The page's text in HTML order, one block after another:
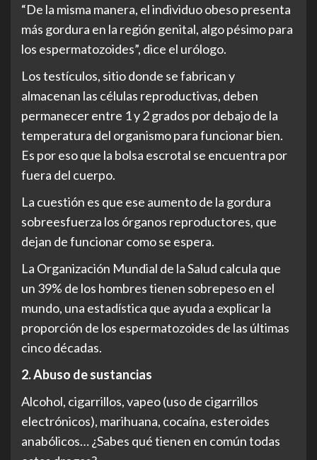
“De la misma manera, el individuo obeso presenta
más gordura en la región genital, algo pésimo para
los espermatozoides”, dice el urólogo.
Los testículos, sitio donde se fabrican y
almacenan las células reproductivas, deben
permanecer entre 1 y 2 grados por debajo de la
temperatura del organismo para funcionar bien.
Es por eso que la bolsa escrotal se encuentra por
fuera del cuerpo.
La cuestión es que ese aumento de la gordura
sobreesfuerza los órganos reproductores, que
dejan de funcionar como se espera.
La Organización Mundial de la Salud calcula que
un 39% de los hombres tienen sobrepeso en el
mundo, una estadística que ayuda a explicar la
proporción de los espermatozoides de las últimas
cinco décadas.
2. Abuso de sustancias
Alcohol, cigarrillos, vapeo (uso de cigarrillos
electrónicos), marihuana, cocaína, esteroides
anabólicos… ¿Sabes qué tienen en común todas